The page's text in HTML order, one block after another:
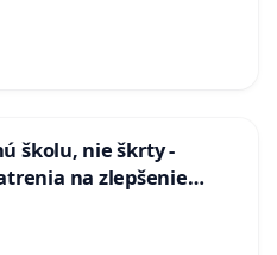
školu, nie škrty -
na zlepšenie